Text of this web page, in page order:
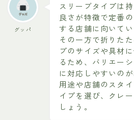
グッパ
スリーブタイプは
良さが特徴で定番
する店舗に向いてい
その一方で折りた
プのサイズや具材
るため、バリエー
に対応しやすいのが
用途や店舗のスタ
イプを選び、クレ
しょう。